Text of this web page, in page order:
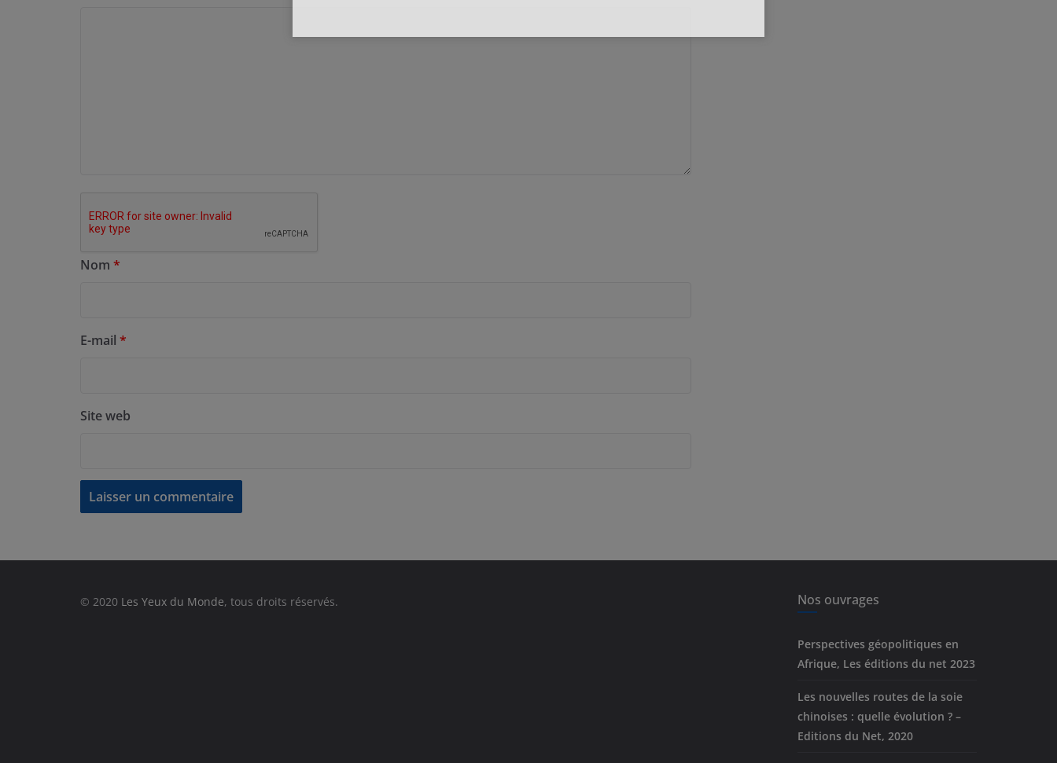
Nom *
E-mail *
Site web
© 2020 Les Yeux du Monde, tous droits réservés. Nos ouvrages
Perspectives géopolitiques en
Afrique, Les éditions du net 2023
Les nouvelles routes de la soie
chinoises : quelle évolution ? –
Editions du Net, 2020